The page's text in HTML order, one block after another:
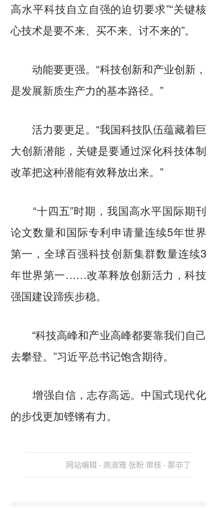
高水平科技自立自强的迫切要求”“关键核
心技术是要不来、买不来、讨不来的”。
动能要更强。“科技创新和产业创新，
是发展新质生产力的基本路径。”
活力要更足。“我国科技队伍蕴藏着巨
大创新潜能，关键是要通过深化科技体制
改革把这种潜能有效释放出来。”
“十四五”时期，我国高水平国际期刊
论文数量和国际专利申请量连续5年世界
第一，全球百强科技创新集群数量连续3
年世界第一……改革释放创新活力，科技
强国建设蹄疾步稳。
“科技高峰和产业高峰都要靠我们自己
去攀登。”习近平总书记饱含期待。
增强自信，志存高远。中国式现代化
的步伐更加铿锵有力。
网站编辑 - 高淑雅 张盼 审核 - 那非丁